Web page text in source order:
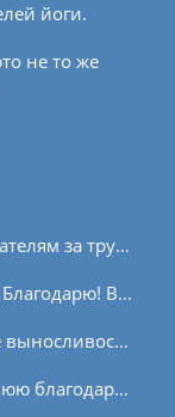
йоги.
не то же
Большая благодарность преподавателям за труд, знания и энергию, которые они вложили в этот курс. Огромное количество теоретического материала, профессионализм и лёгкая...
Татьяна, такая чудесная практика! Благодарю! Ваша подача очень лёгкая и понятная! В теле и уме умиротворение и радость.
Курс «Укрепление тела и развитие выносливости», считаю, прошёл эффективно, хотя есть над чем ещё трудиться. Дыхание, конечно, не во всех асанах получается растягивать и...
Хочу выразить огромную искреннюю благодарность Александре Штукатуровой за её авторский курс по вата-доше. Занятия йогой согласно своей аюрведической конституции – это довольно...